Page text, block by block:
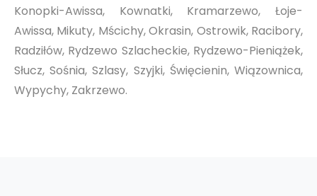
Konopki-Awissa, Kownatki, Kramarzewo, Łoje-
Awissa, Mikuty, Mścichy, Okrasin, Ostrowik, Racibory,
Radziłów, Rydzewo Szlacheckie, Rydzewo-Pieniążek,
Słucz, Sośnia, Szlasy, Szyjki, Święcienin, Wiązownica,
Wypychy, Zakrzewo.